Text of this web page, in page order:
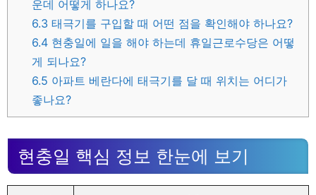
운데 어떻게 하나요?
6.3 태극기를 구입할 때 어떤 점을 확인해야 하나요?
6.4 현충일에 일을 해야 하는데 휴일근로수당은 어떻
게 되나요?
6.5 아파트 베란다에 태극기를 달 때 위치는 어디가
좋나요?
현충일 핵심 정보 한눈에 보기